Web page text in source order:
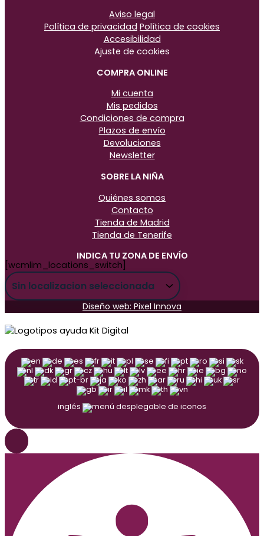
Aviso legal
Política de privacidad Política de cookies
Accesibilidad
Ajuste de cookies
COMPRA ONLINE
Mi cuenta
Mis pedidos
Condiciones de compra
Plazos de envío
Devoluciones
Newsletter
SOBRE LA NIÑA
Quiénes somos
Contacto
Tienda de Madrid
Tienda de Tenerife
INDICA TU ZONA DE ENVÍO
[wcmlim_locations_switch]
Diseño web: Pixel Innova
inglés